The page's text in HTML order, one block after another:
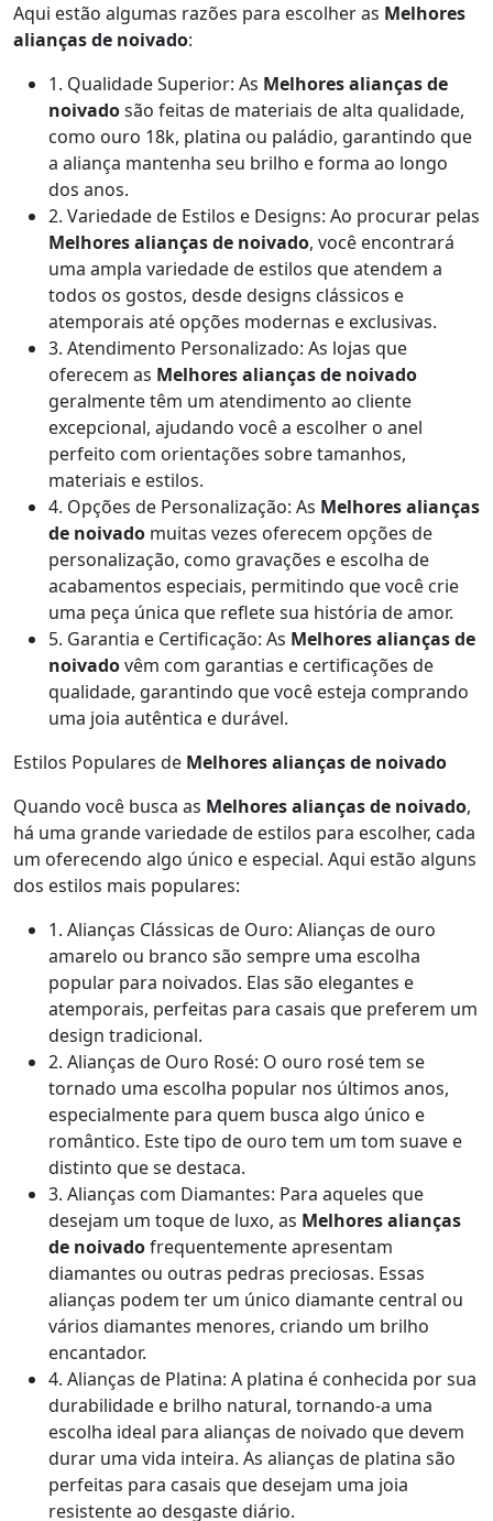
Aqui estão algumas razões para escolher as Melhores
alianças de noivado:
1. Qualidade Superior: As Melhores alianças de
noivadosão feitas de materiais de alta qualidade,
como ouro 18k, platina ou paládio, garantindo que
a aliança mantenha seu brilho e forma ao longo
dos anos.
2. Variedade de Estilos e Designs: Ao procurar pelas
Melhores alianças de noivado, você encontrará
uma ampla variedade de estilos que atendem a
todos os gostos, desde designs clássicos e
atemporais até opções modernas e exclusivas.
3. Atendimento Personalizado: As lojas que
oferecem as Melhores alianças de noivado
geralmente têm um atendimento ao cliente
excepcional, ajudando você a escolher o anel
perfeito com orientações sobre tamanhos,
materiais e estilos.
4. Opções de Personalização: As Melhores alianças
de noivado muitas vezes oferecem opções de
personalização, como gravações e escolha de
acabamentos especiais, permitindo que você crie
uma peça única que reflete sua história de amor.
5. Garantia e Certificação: As Melhores alianças de
noivadovêm com garantias e certificações de
qualidade, garantindo que você esteja comprando
uma joia autêntica e durável.
Estilos Populares de Melhores alianças de noivado
Quando você busca as Melhores alianças de noivado,
há uma grande variedade de estilos para escolher, cada
um oferecendo algo único e especial. Aqui estão alguns
dos estilos mais populares:
1. Alianças Clássicas de Ouro: Alianças de ouro
amarelo ou branco são sempre uma escolha
popular para noivados. Elas são elegantes e
atemporais, perfeitas para casais que preferem um
design tradicional.
2. Alianças de Ouro Rosé: O ouro rosé tem se
tornado uma escolha popular nos últimos anos,
especialmente para quem busca algo único e
romântico. Este tipo de ouro tem um tom suave e
distinto que se destaca.
3. Alianças com Diamantes: Para aqueles que
desejam um toque de luxo, as Melhores alianças
de noivadofrequentemente apresentam
diamantes ou outras pedras preciosas. Essas
alianças podem ter um único diamante central ou
vários diamantes menores, criando um brilho
encantador.
4. Alianças de Platina: A platina é conhecida por sua
durabilidade e brilho natural, tornando-a uma
escolha ideal para alianças de noivado que devem
durar uma vida inteira. As alianças de platina são
perfeitas para casais que desejam uma joia
resistente ao desgaste diário.